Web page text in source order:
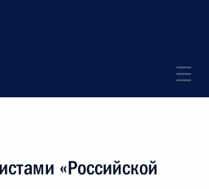
«Российской